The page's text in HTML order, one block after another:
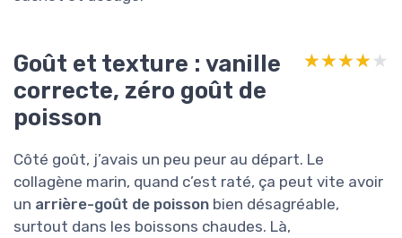
Goût et texture : vanille
correcte, zéro goût de
poisson
★★★★★
★★★★★
Côté goût, j’avais un peu peur au départ. Le
collagène marin, quand c’est raté, ça peut vite avoir
un arrière-goût de poisson bien désagréable,
surtout dans les boissons chaudes. Là,